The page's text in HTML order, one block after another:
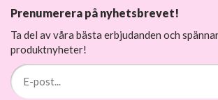
Prenumerera på nyhetsbrevet!
Ta del av våra bästa erbjudanden och
produktnyheter!